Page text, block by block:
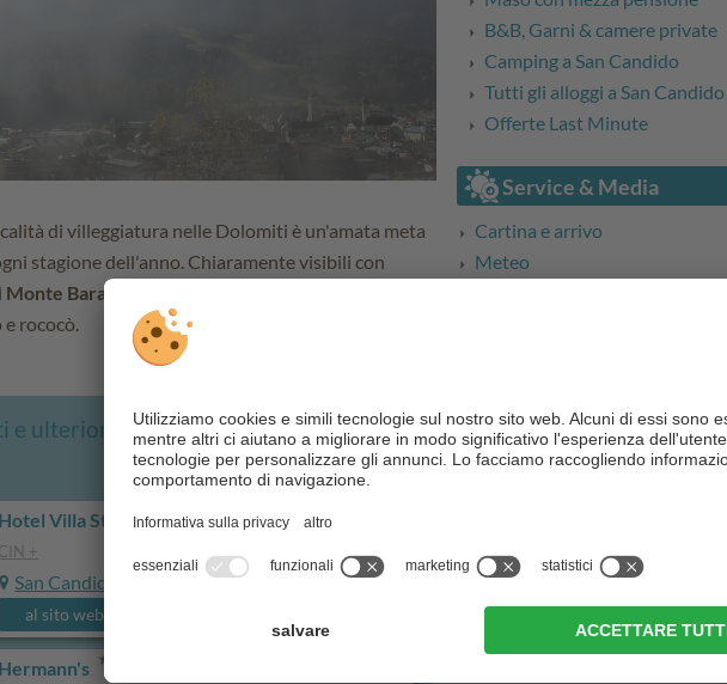
di villeggiatura nelle Dolomiti è un'amata meta
stagione dell'anno. Chiaramente visibili con
Monte Baranci
rococò.
e ulteriori alloggi a San Candido
Hotel Villa Stefania
CIN +
San Candido
al sito web
Hermann's
B&B, Garni & camere private
Camping a San Candido
Tutti gli alloggi a San Candido
Offerte Last Minute
Service & Media
Cartina e arrivo
Meteo
Panoramiche a 360°